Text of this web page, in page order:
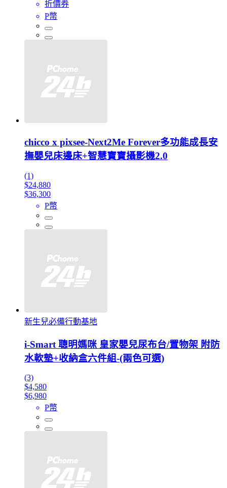
折價券
P幣
chicco x pixsee-Next2Me Forever多功能成長安
撫嬰兒床邊床+智慧寶寶攝影機2.0
(1)
$24,880
$36,300
P幣
新生兒必備行動基地
i-Smart 聰明媽咪 皇家嬰兒尿布台/置物架 附防
水軟墊+收納盒六件組-(兩色可選)
(3)
$4,580
$6,980
P幣